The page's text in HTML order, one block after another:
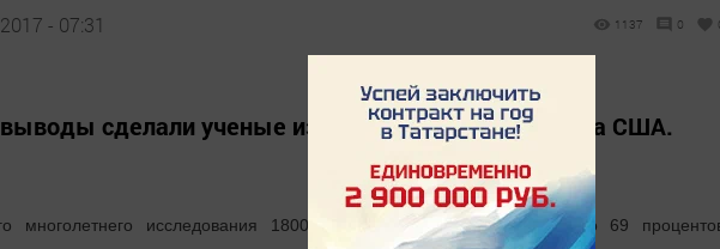
- 07:31 1137 0
сделали ученые из Техасского университета США.
многолетнего исследования 1800 человек, было установлено, что 69